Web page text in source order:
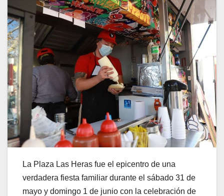
La Plaza Las Heras fue el epicentro de una
verdadera fiesta familiar durante el sábado 31 de
mayo y domingo 1 de junio con la celebración de